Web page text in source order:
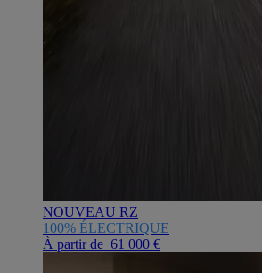
NOUVEAU RZ
100% ÉLECTRIQUE
À partir de 61 000 €